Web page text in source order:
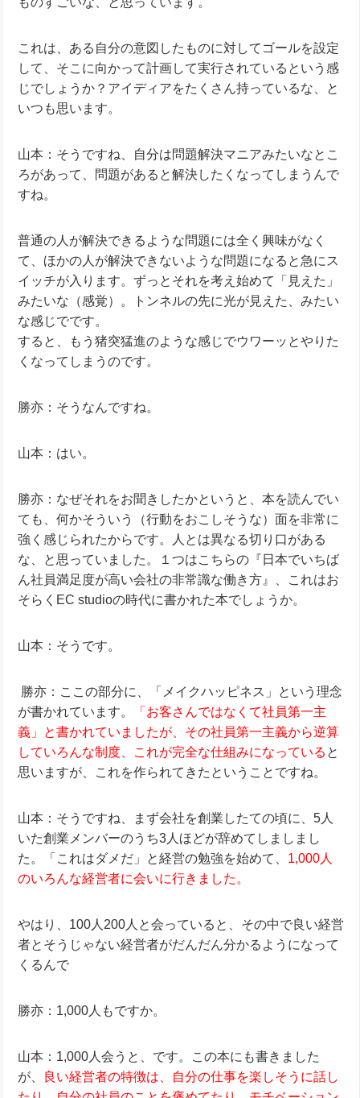
これは、ある自分の意図したものに対してゴールを設定
して、そこに向かって計画して実行されているという感
じでしょうか？アイディアをたくさん持っているな、と
いつも思います。
山本：そうですね、自分は問題解決マニアみたいなとこ
ろがあって、問題があると解決したくなってしまうんで
すね。
普通の人が解決できるような問題には全く興味がなく
て、ほかの人が解決できないような問題になると急にス
イッチが入ります。ずっとそれを考え始めて「見えた」
みたいな（感覚）。トンネルの先に光が見えた、みたい
な感じでです。
すると、もう猪突猛進のような感じでウワーッとやりた
くなってしまうのです。
勝亦：そうなんですね。
山本：はい。
勝亦：なぜそれをお聞きしたかというと、本を読んでい
ても、何かそういう（行動をおこしそうな）面を非常に
強く感じられたからです。
人とは異なる切り口がある
な、と思っていました。
１つはこちらの『日本でいちば
ん社員満足度が高い会社の非常識な働き方』、これはお
そらくEC studioの時代に書かれた本でしょうか。
山本：そうです。
勝亦：ここの部分に、「メイクハッピネス」という理念
が書かれています。
「お客さんではなくて社員第一主
義」と書かれていましたが、その社員第一主義から逆算
していろんな制度、これが完全な仕組みになっている と
思いますが、これを作られてきたということですね。
山本：そうですね、まず会社を創業したての頃に、5人
いた創業メンバーのうち3人ほどが辞めてしましまし
た。「これはダメだ」と経営の勉強を始めて、 1,000人
のいろんな経営者に会いに行きました。
やはり、100人200人と会っていると、その中で良い経営
者とそうじゃない経営者がだんだん分かるようになって
くるんで
勝亦：1,000人もですか。
山本：1,000人会うと、です。この本にも書きました
が、
良い経営者の特徴は、自分の仕事を楽しそうに話し